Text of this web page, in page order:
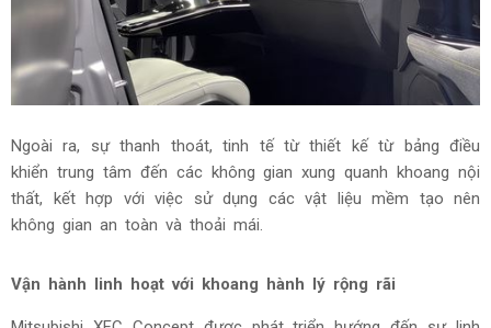
Ngoài ra, sự thanh thoát, tinh tế từ thiết kế từ bảng điều
khiển trung tâm đến các không gian xung quanh khoang nội
thất, kết hợp với việc sử dụng các vật liệu mềm tạo nên
không gian an toàn và thoải mái.